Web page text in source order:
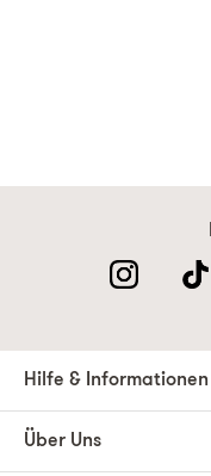
Hilfe & Informationen
Über Uns